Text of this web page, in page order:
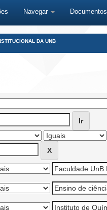
Navegar Documentos
DA UNB